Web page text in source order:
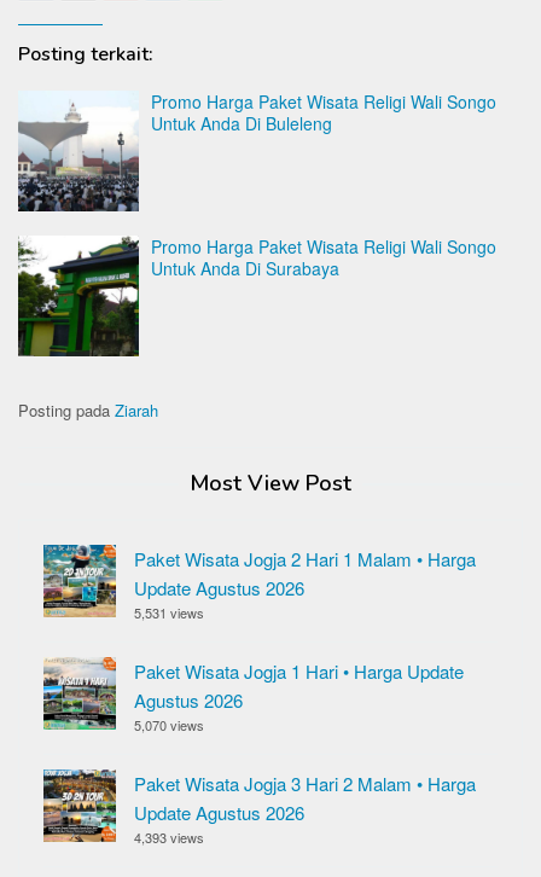
Posting terkait:
Promo Harga Paket Wisata Religi Wali Songo
Untuk Anda Di Buleleng
Promo Harga Paket Wisata Religi Wali Songo
Untuk Anda Di Surabaya
Posting pada Ziarah
Most View Post
Paket Wisata Jogja 2 Hari 1 Malam • Harga
Update Agustus 2026
5,531 views
Paket Wisata Jogja 1 Hari • Harga Update
Agustus 2026
5,070 views
Paket Wisata Jogja 3 Hari 2 Malam • Harga
Update Agustus 2026
4,393 views